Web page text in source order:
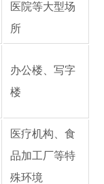
医院等大型场
所
办公楼、写字
楼
医疗机构、食
品加工厂等特
殊环境